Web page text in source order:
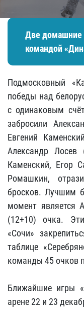
Две домашние
командой
Подмосковный
победы над
с одинаковым
забросили
Евгений
Александр Лосев
Каменский, Егор
Ромашкин,
бросков. Лучшим
момент является
(12+10) очка.
«Сочи»
таблице
команды 45 очков
Ближайшие игры
арене 22 и 23